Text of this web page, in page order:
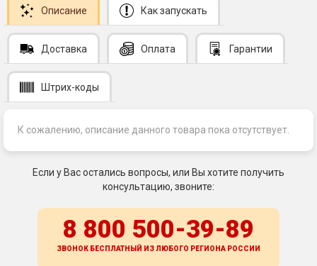
Описание Как запускать
Доставка Оплата Гарантии
Штрих-коды
К сожалению, описание данного товара пока отсутствует.
Если у Вас остались вопросы, или Вы хотите получить
консультацию, звоните:
8 800 500-39-89
ЗВОНОК БЕСПЛАТНЫЙ ИЗ ЛЮБОГО РЕГИОНА РОССИИ